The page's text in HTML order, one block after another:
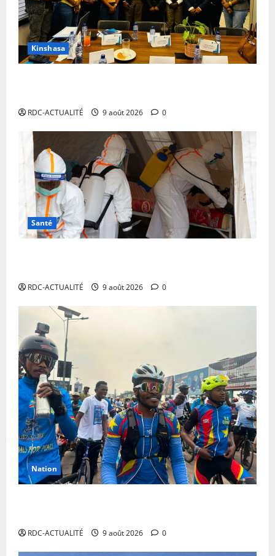
Kinshasa
RDC-ACTUALITÉ 9 août 2026 0
Santé
RDC-ACTUALITÉ 9 août 2026 0
Nation
RDC-ACTUALITÉ 9 août 2026 0